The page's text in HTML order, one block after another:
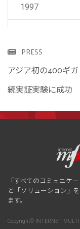
1997
PRESS
アジア初の400ギ
続実証実験に成功
「すべてのコミュニケ
と「ソリューション」
ます。
Copyright© INTERNET